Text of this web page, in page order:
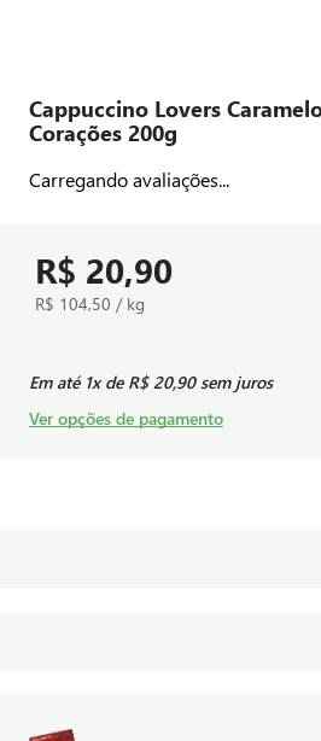
Cappuccino Lovers
Corações 200g
Carregando avaliações...
R$ 20,90
R$ 104,50 / kg
Em até 1x de R$ 20,90sem juros
Ver opções de pagamento